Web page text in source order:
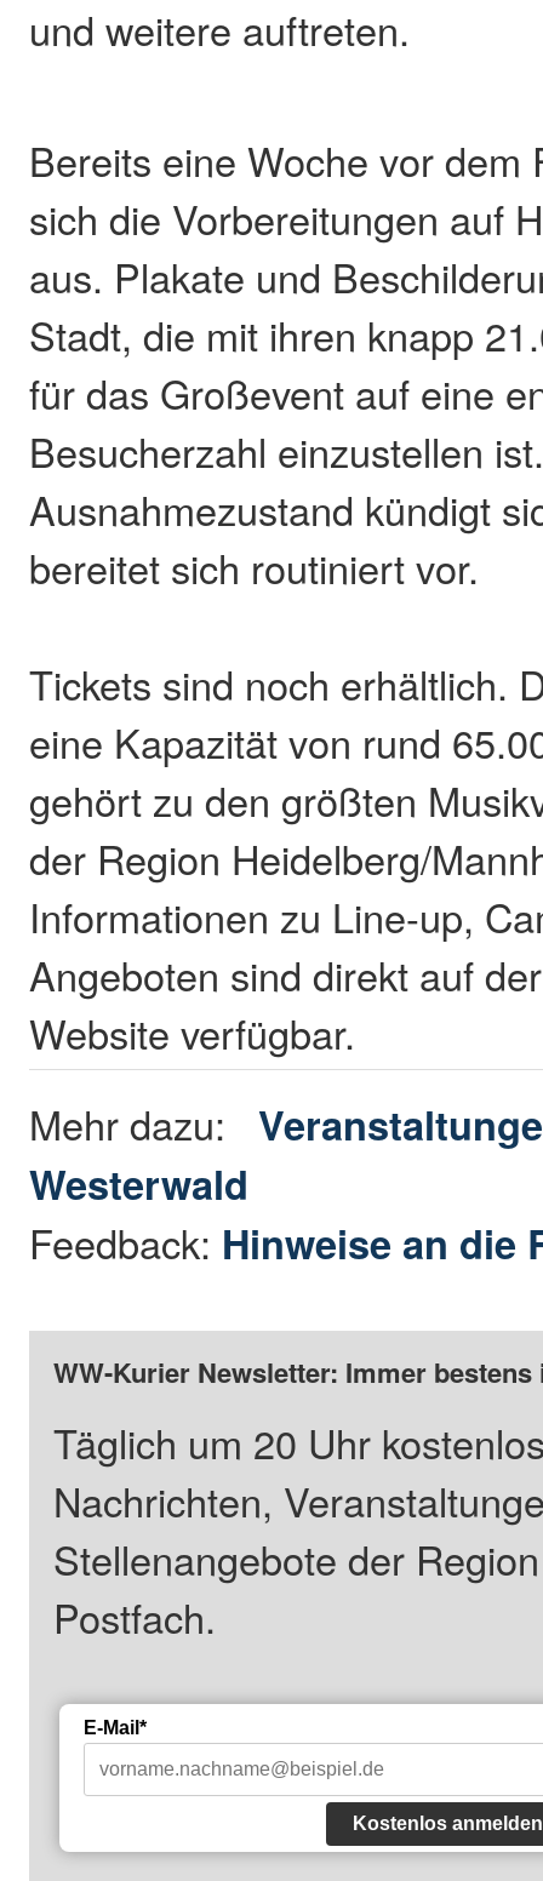
und weitere auftreten.
Bereits eine Woche vor dem
sich die Vorbereitungen auf
aus. Plakate und
Stadt, die mit ihren knapp
für das Großevent auf eine
Besucherzahl einzustellen
Ausnahmezustand kündigt
bereitet sich routiniert vor.
Tickets sind noch erhältlich.
eine Kapazität von rund
gehört zu den größten
der Region Heidelberg/
Informationen zu Line-up,
Angeboten sind direkt auf
Website verfügbar.
Mehr dazu:
Westerwald
Feedback: Hinweise an die
WW-Kurier Newsletter: Immer
Täglich um 20 Uhr
Nachrichten,
Stellenangebote der
Postfach.
E-Mail*
Kostenlos anmelden